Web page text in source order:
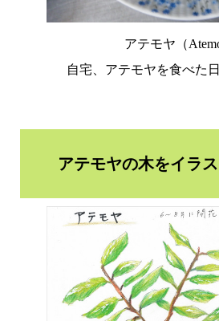
アテモヤ（
自宅、アテモヤを食べた
アテモヤの木をイラ